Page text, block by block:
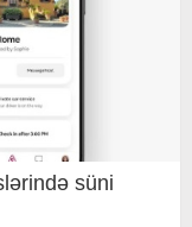
süni